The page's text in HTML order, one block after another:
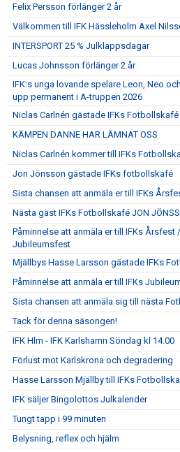
Felix Persson förlänger 2 år
Välkommen till IFK Hässleholm Axel
INTERSPORT 25 % Julklappsdagar
Lucas Johnsson förlänger 2 år
IFK:s unga lovande spelare Leon, Neo
upp permanent i A-truppen 2026
Niclas Carlnén gästade IFKs Fotbollskafé
KÄMPEN DANNE HAR LÄMNAT OSS
Niclas Carlnén kommer till IFKs
Jon Jönsson gästade IFKs fotbollskafé
Sista chansen att anmäla er till IFKs
Nästa gäst IFKs Fotbollskafé JON
Påminnelse att anmäla er till IFKs Årsfest /
Jubileumsfest
Mjällbys Hasse Larsson gästade IFKs
Påminnelse att anmäla er till IFKs
Sista chansen att anmäla sig till nästa
Tack för denna säsongen!
IFK Hlm - IFK Karlshamn Söndag kl 14.00
Förlust mot Karlskrona och degradering
Hasse Larsson Mjällby till IFKs
IFK säljer Bingolottos Julkalender
Tungt tapp i 99 minuten
Belysning, reflex och hjälm